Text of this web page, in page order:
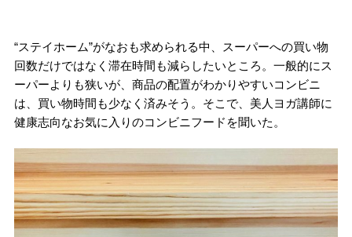
“ステイホーム”がなおも求められる中、スーパーへの買い物
回数だけではなく滞在時間も減らしたいところ。一般的にス
ーパーよりも狭いが、商品の配置がわかりやすいコンビニ
は、買い物時間も少なく済みそう。そこで、美人ヨガ講師に
健康志向なお気に入りのコンビニフードを聞いた。